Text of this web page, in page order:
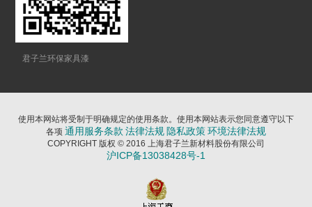
君子兰环保家具漆
使用本网站将受制于明确规定的使用条款。使用本网站表示您同意遵守以下
各项 通用服务条款 法律法规 隐私政策环境法律法规
COPYRIGHT 版权 © 2016 上海君子兰新材料股份有限公司
沪ICP备13038428号-1